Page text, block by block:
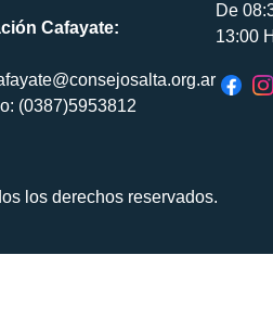
Cafayate:
(0387)5953812
De
13:00
los derechos reservados.